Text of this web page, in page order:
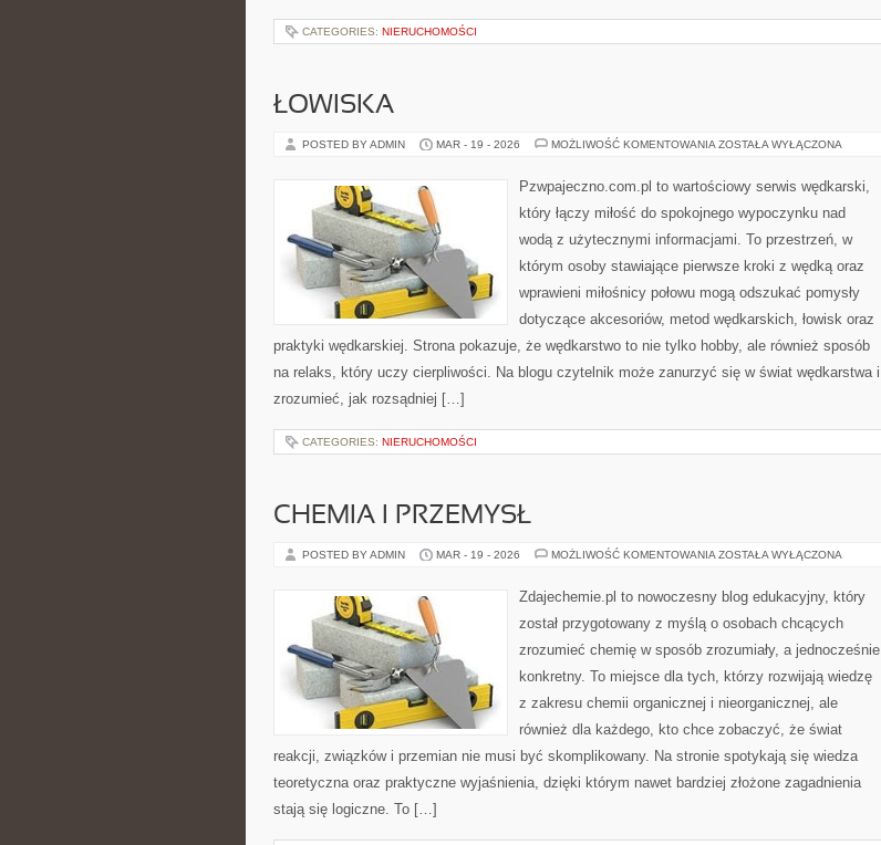
CATEGORIES: NIERUCHOMOŚCI
ŁOWISKA
POSTED BY ADMIN MAR - 19 - 2026 MOŻLIWOŚĆ KOMENTOWANIA ŁOWISKA
ZOSTAŁA WYŁĄCZONA
Pzwpajeczno.com.pl to wartościowy serwis wędkarski,
który łączy miłość do spokojnego wypoczynku nad
wodą z użytecznymi informacjami. To przestrzeń, w
którym osoby stawiające pierwsze kroki z wędką oraz
wprawieni miłośnicy połowu mogą odszukać pomysły
dotyczące akcesoriów, metod wędkarskich, łowisk oraz
praktyki wędkarskiej. Strona pokazuje, że wędkarstwo to nie tylko hobby, ale również sposób
na relaks, który uczy cierpliwości. Na blogu czytelnik może zanurzyć się w świat wędkarstwa i
zrozumieć, jak rozsądniej […]
CATEGORIES: NIERUCHOMOŚCI
CHEMIA I PRZEMYSŁ
POSTED BY ADMIN MAR - 19 - 2026 MOŻLIWOŚĆ KOMENTOWANIA CHEMIA
ZOSTAŁA WYŁĄCZONA
Zdajechemie.pl to nowoczesny blog edukacyjny, który
został przygotowany z myślą o osobach chcących
zrozumieć chemię w sposób zrozumiały, a jednocześnie
konkretny. To miejsce dla tych, którzy rozwijają wiedzę
z zakresu chemii organicznej i nieorganicznej, ale
również dla każdego, kto chce zobaczyć, że świat
reakcji, związków i przemian nie musi być skomplikowany. Na stronie spotykają się wiedza
teoretyczna oraz praktyczne wyjaśnienia, dzięki którym nawet bardziej złożone zagadnienia
stają się logiczne. To […]